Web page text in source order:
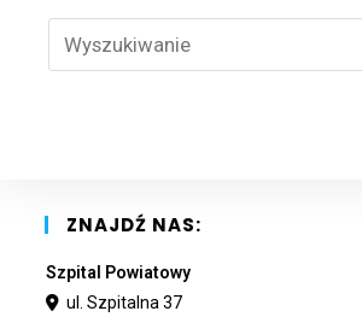
ZNAJDŹ NAS:
Szpital Powiatowy
ul. Szpitalna 37